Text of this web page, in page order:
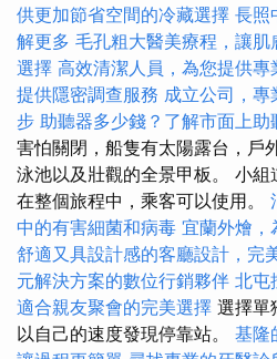
供更加節省空間的冷藏選擇 長照
解更多 毛孔粗大醫美療程，讓肌
選擇 高效清潔人員，為您提供專
提供隱密調查服務 成立公司，專
步 助聽器多少錢？了解市面上助
害怕關閉，船隻有太陽露台，戶
泳池以及壯觀的全景甲板。 小組
在整個旅程中，乘客可以使用。
中的有害細菌和病毒 宜蘭外燴，
舒適又具設計感的客廳設計，完
元解決方案的數位行銷夥伴 北屯
適合親友聚會的完美選擇 選擇單
以自己的速度發現停靠站。 基隆